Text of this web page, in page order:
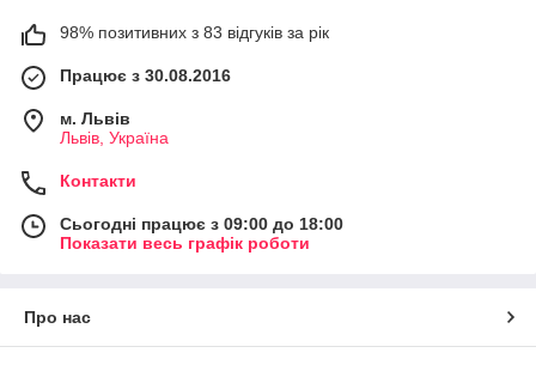
98% позитивних з 83 відгуків за рік
Працює з 30.08.2016
м. Львів
Львів, Україна
Контакти
Сьогодні працює з 09:00 до 18:00
Показати весь графік роботи
Про нас